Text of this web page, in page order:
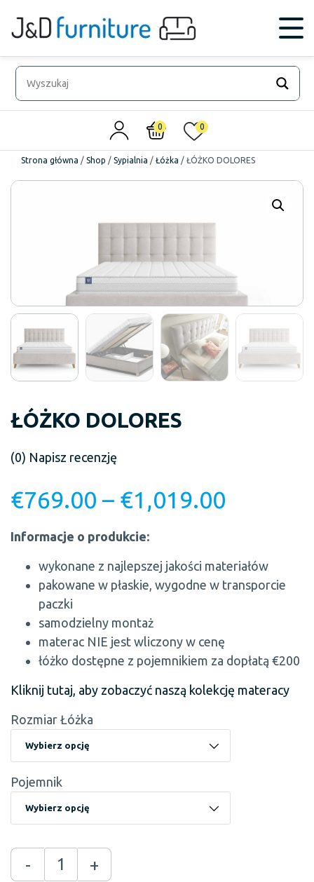
0 0
Strona główna / Shop / Sypialnia / Łóżka / ŁÓŻKO DOLORES
ŁÓŻKO DOLORES
(0) Napisz recenzję
€769.00 – €1,019.00
Informacje o produkcie:
wykonane z najlepszej jakości materiałów
pakowane w płaskie, wygodne w transporcie
paczki
samodzielny montaż
materac NIE jest wliczony w cenę
łóżko dostępne z pojemnikiem za dopłatą €200
Kliknij tutaj, aby zobaczyć naszą kolekcję materacy
Rozmiar Łóżka
Pojemnik
- +